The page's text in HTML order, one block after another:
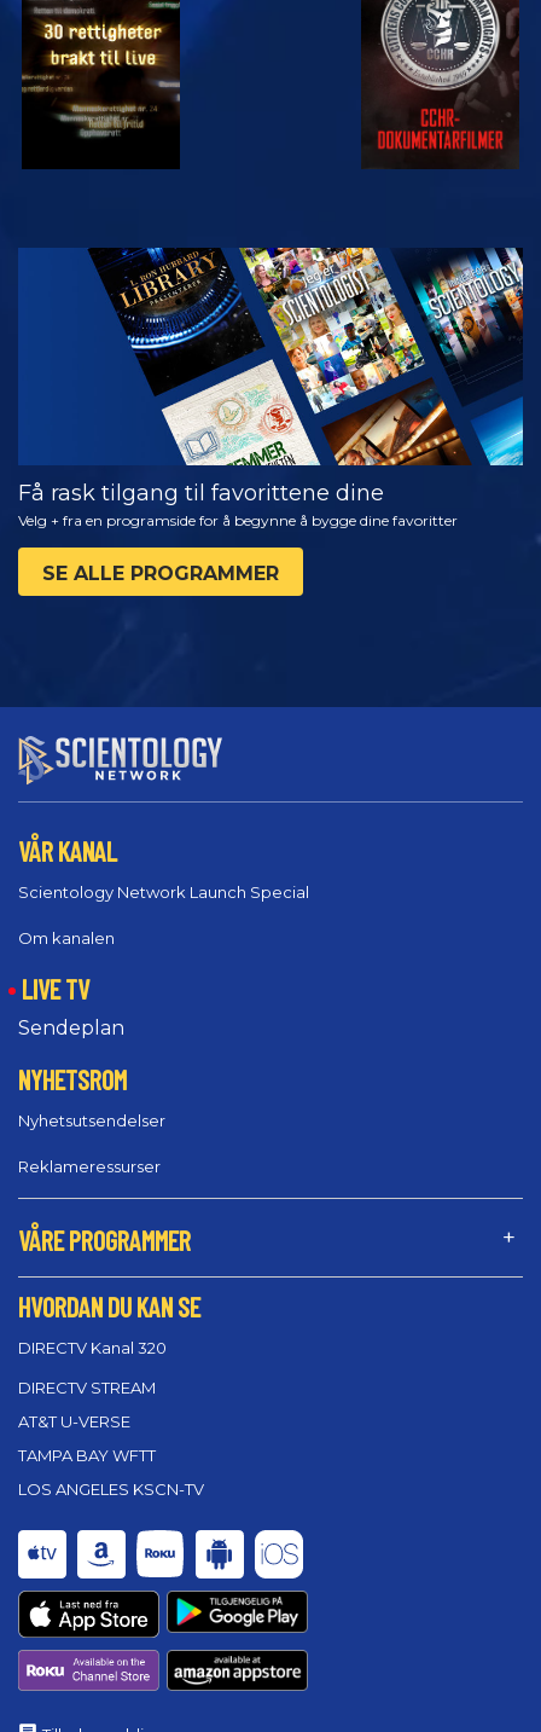
SE
UTFORSK
SERIEN
Få rask tilgang til favorittene dine
Velg + fra en programside for å begynne å bygge dine favoritter
SE ALLE PROGRAMMER
VÅR KANAL
Scientology Network Launch Special
Om kanalen
LIVE TV
Sendeplan
NYHETSROM
Nyhetsutsendelser
Reklameressurser
VÅRE PROGRAMMER
HVORDAN DU KAN SE
DIRECTV Kanal 320
DIRECTV STREAM
AT&T U-VERSE
TAMPA BAY WFTT
LOS ANGELES KSCN-TV